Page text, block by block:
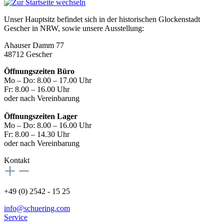
Unser Hauptsitz befindet sich in der historischen Glockenstadt
Gescher in NRW, sowie unsere Ausstellung:
Ahauser Damm 77
48712 Gescher
Öffnungszeiten Büro
Mo – Do: 8.00 – 17.00 Uhr
Fr: 8.00 – 16.00 Uhr
oder nach Vereinbarung
Öffnungszeiten Lager
Mo – Do: 8.00 – 16.00 Uhr
Fr: 8.00 – 14.30 Uhr
oder nach Vereinbarung
Kontakt
+49 (0) 2542 - 15 25
info@schuering.com
Service